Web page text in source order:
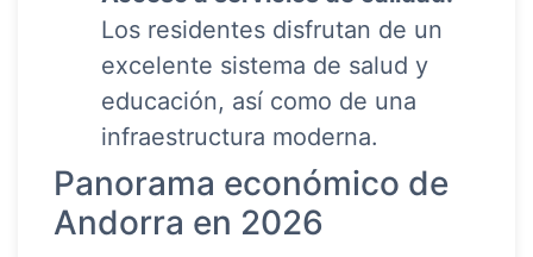
Los residentes disfrutan de un
excelente sistema de salud y
educación, así como de una
infraestructura moderna.
Panorama económico de
Andorra en 2026